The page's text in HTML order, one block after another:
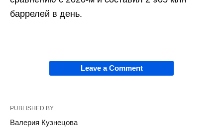
баррелей в день.
Leave a Comment
PUBLISHED BY
Валерия Кузнецова